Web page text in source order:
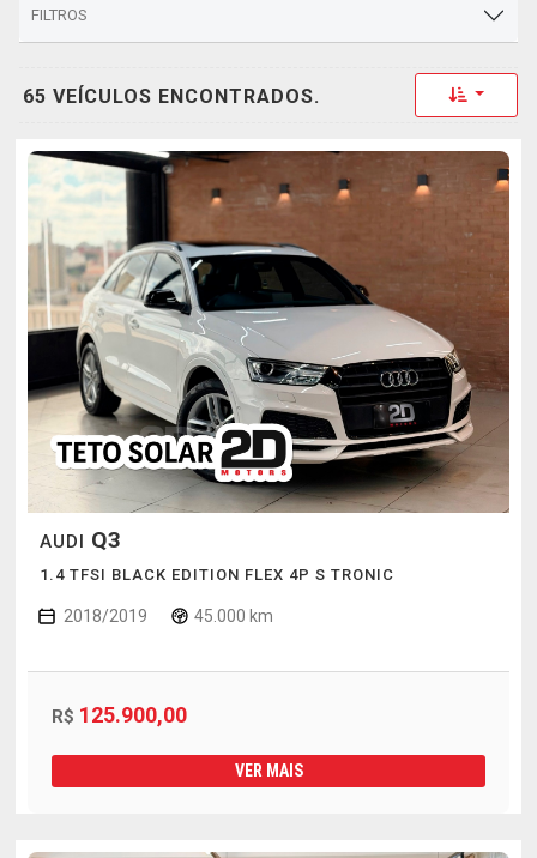
FILTROS
65 VEÍCULOS ENCONTRADOS. Toggle
AUDI Q3
1.4 TFSI BLACK EDITION FLEX 4P S TRONIC
2018/2019 45.000 km
R$ 125.900,00
VER MAIS